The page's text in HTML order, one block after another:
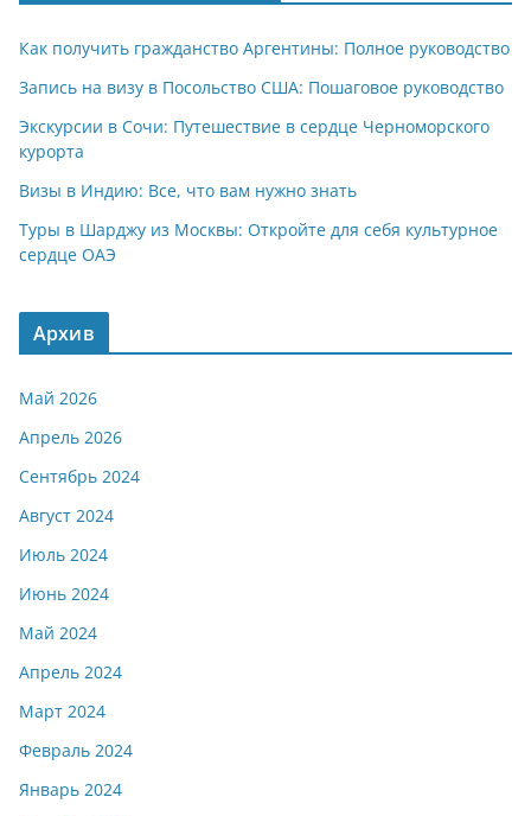
p
p
m a
ss
ni
ki
в
и
т
ь
Как получить гражданство Аргентины: Полное руководство
Запись на визу в Посольство США: Пошаговое руководство
Экскурсии в Сочи: Путешествие в сердце Черноморского
курорта
Визы в Индию: Все, что вам нужно знать
Туры в Шарджу из Москвы: Откройте для себя культурное
сердце ОАЭ
Архив
Май 2026
Апрель 2026
Сентябрь 2024
Август 2024
Июль 2024
Июнь 2024
Май 2024
Апрель 2024
Март 2024
Февраль 2024
Январь 2024